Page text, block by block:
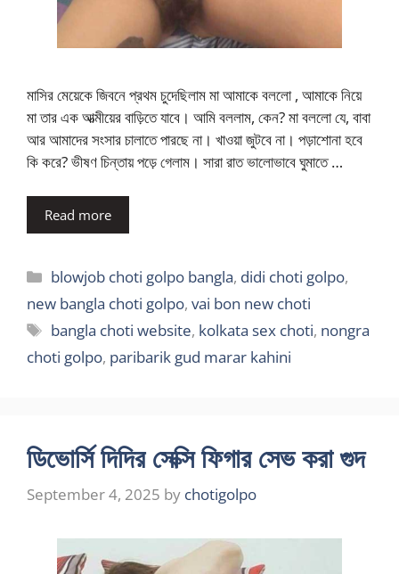
মাসির মেয়েকে জিবনে প্রথম চুদেছিলাম মা আমাকে বললো , আমাকে নিয়ে
মা তার এক আত্মীয়ের বাড়িতে যাবে। আমি বললাম, কেন? মা বললো যে, বাবা
আর আমাদের সংসার চালাতে পারছে না। খাওয়া জুটবে না। পড়াশোনা হবে
কি করে? ভীষণ চিন্তায় পড়ে গেলাম। সারা রাত ভালোভাবে ঘুমাতে …
Read more
Categories
blowjob choti golpo bangla, didi choti golpo,
new bangla choti golpo, vai bon new choti
Tags
bangla choti website, kolkata sex choti, nongra
choti golpo, paribarik gud marar kahini
ডিভোর্সি দিদির সেক্সি ফিগার সেভ করা গুদ
September 4, 2025 by chotigolpo